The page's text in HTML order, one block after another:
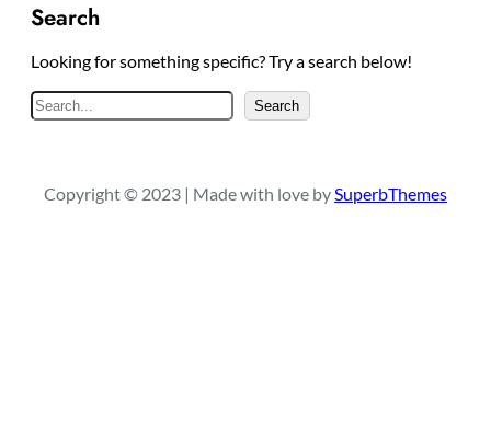
Search
Looking for something specific? Try a search below!
e
c
Search
Copyright © 2023 | Made with love bySuperbThemes